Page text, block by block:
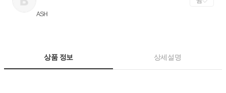
ASH
상품 정보 상세설명